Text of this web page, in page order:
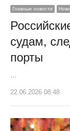
Главные новости
судам,
порты
…
22.06.2026 08:48